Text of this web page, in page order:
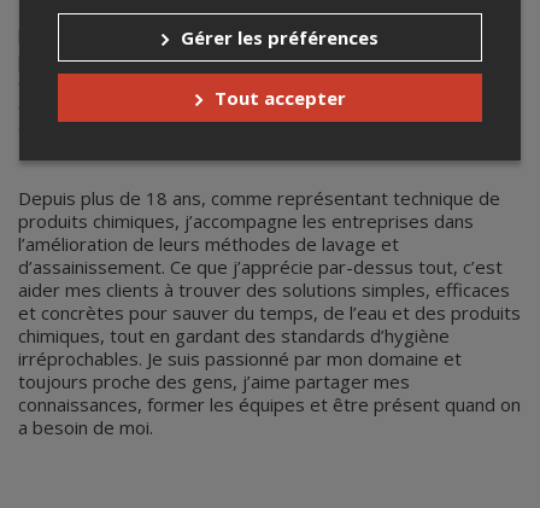
Diplômé de l’ITAQ en 1996 en transformation des produits
laitiers, je travaille dans l’industrie agroalimentaire depuis
près de 30 ans. J’ai eu la chance de faire partie de belles
où j’ai appris le métier sur le terrain et développé une solide
expérience en lavage et assainissement.
Depuis plus de 18 ans, comme représentant technique de
produits chimiques, j’accompagne les entreprises dans
l’amélioration de leurs méthodes de lavage et
d’assainissement. Ce que j’apprécie par-dessus tout, c’est
aider mes clients à trouver des solutions simples, efficaces
et concrètes pour sauver du temps, de l’eau et des produits
chimiques, tout en gardant des standards d’hygiène
irréprochables. Je suis passionné par mon domaine et
toujours proche des gens, j’aime partager mes
connaissances, former les équipes et être présent quand on
a besoin de moi.
Gérer les préférences
Tout accepter